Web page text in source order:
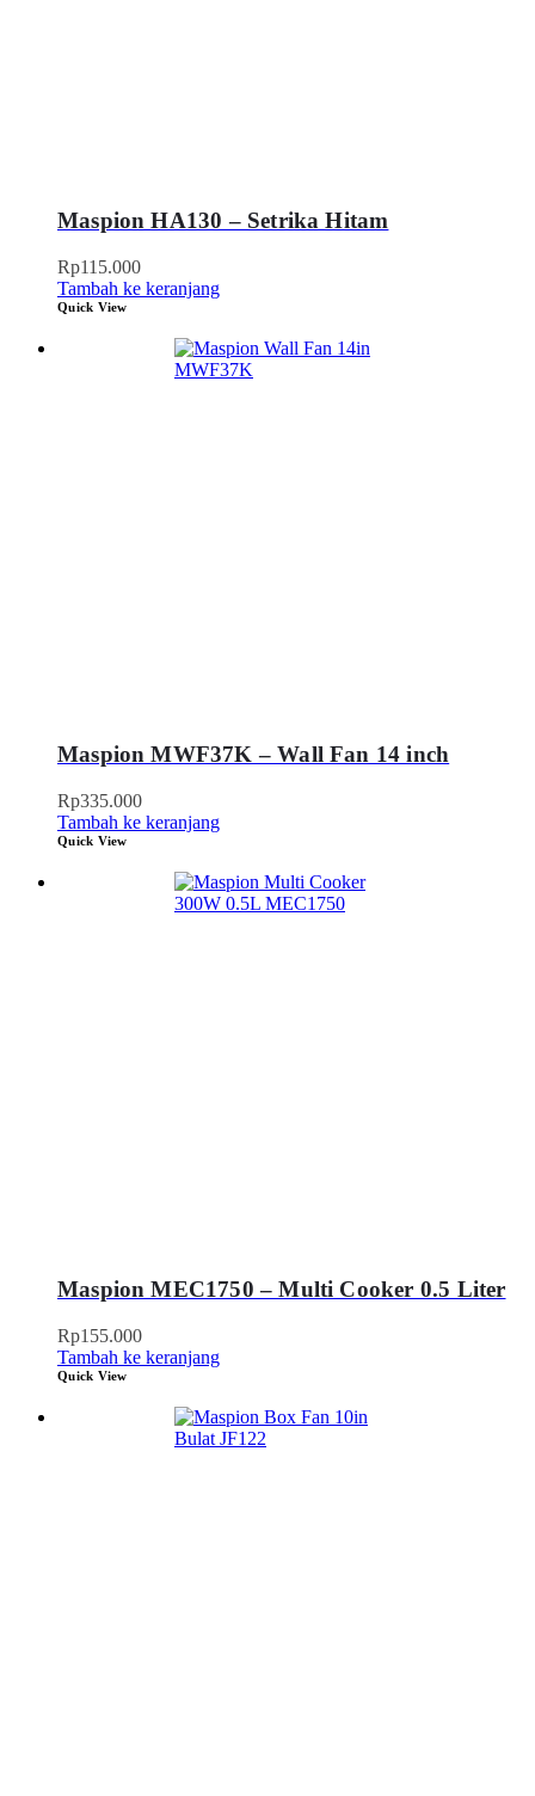
Maspion HA130 – Setrika Hitam
Rp115.000
Tambah ke keranjang
Quick View
Maspion MWF37K – Wall Fan 14 inch
Rp335.000
Tambah ke keranjang
Quick View
Maspion MEC1750 – Multi Cooker 0.5 Liter
Rp155.000
Tambah ke keranjang
Quick View